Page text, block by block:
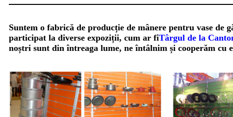
Suntem o fabrică de producție de mânere pentru vase
participat la diverse expoziții, cum ar fiTârgul de la
noștri sunt din întreaga lume, ne întâlnim și cooperăm cu